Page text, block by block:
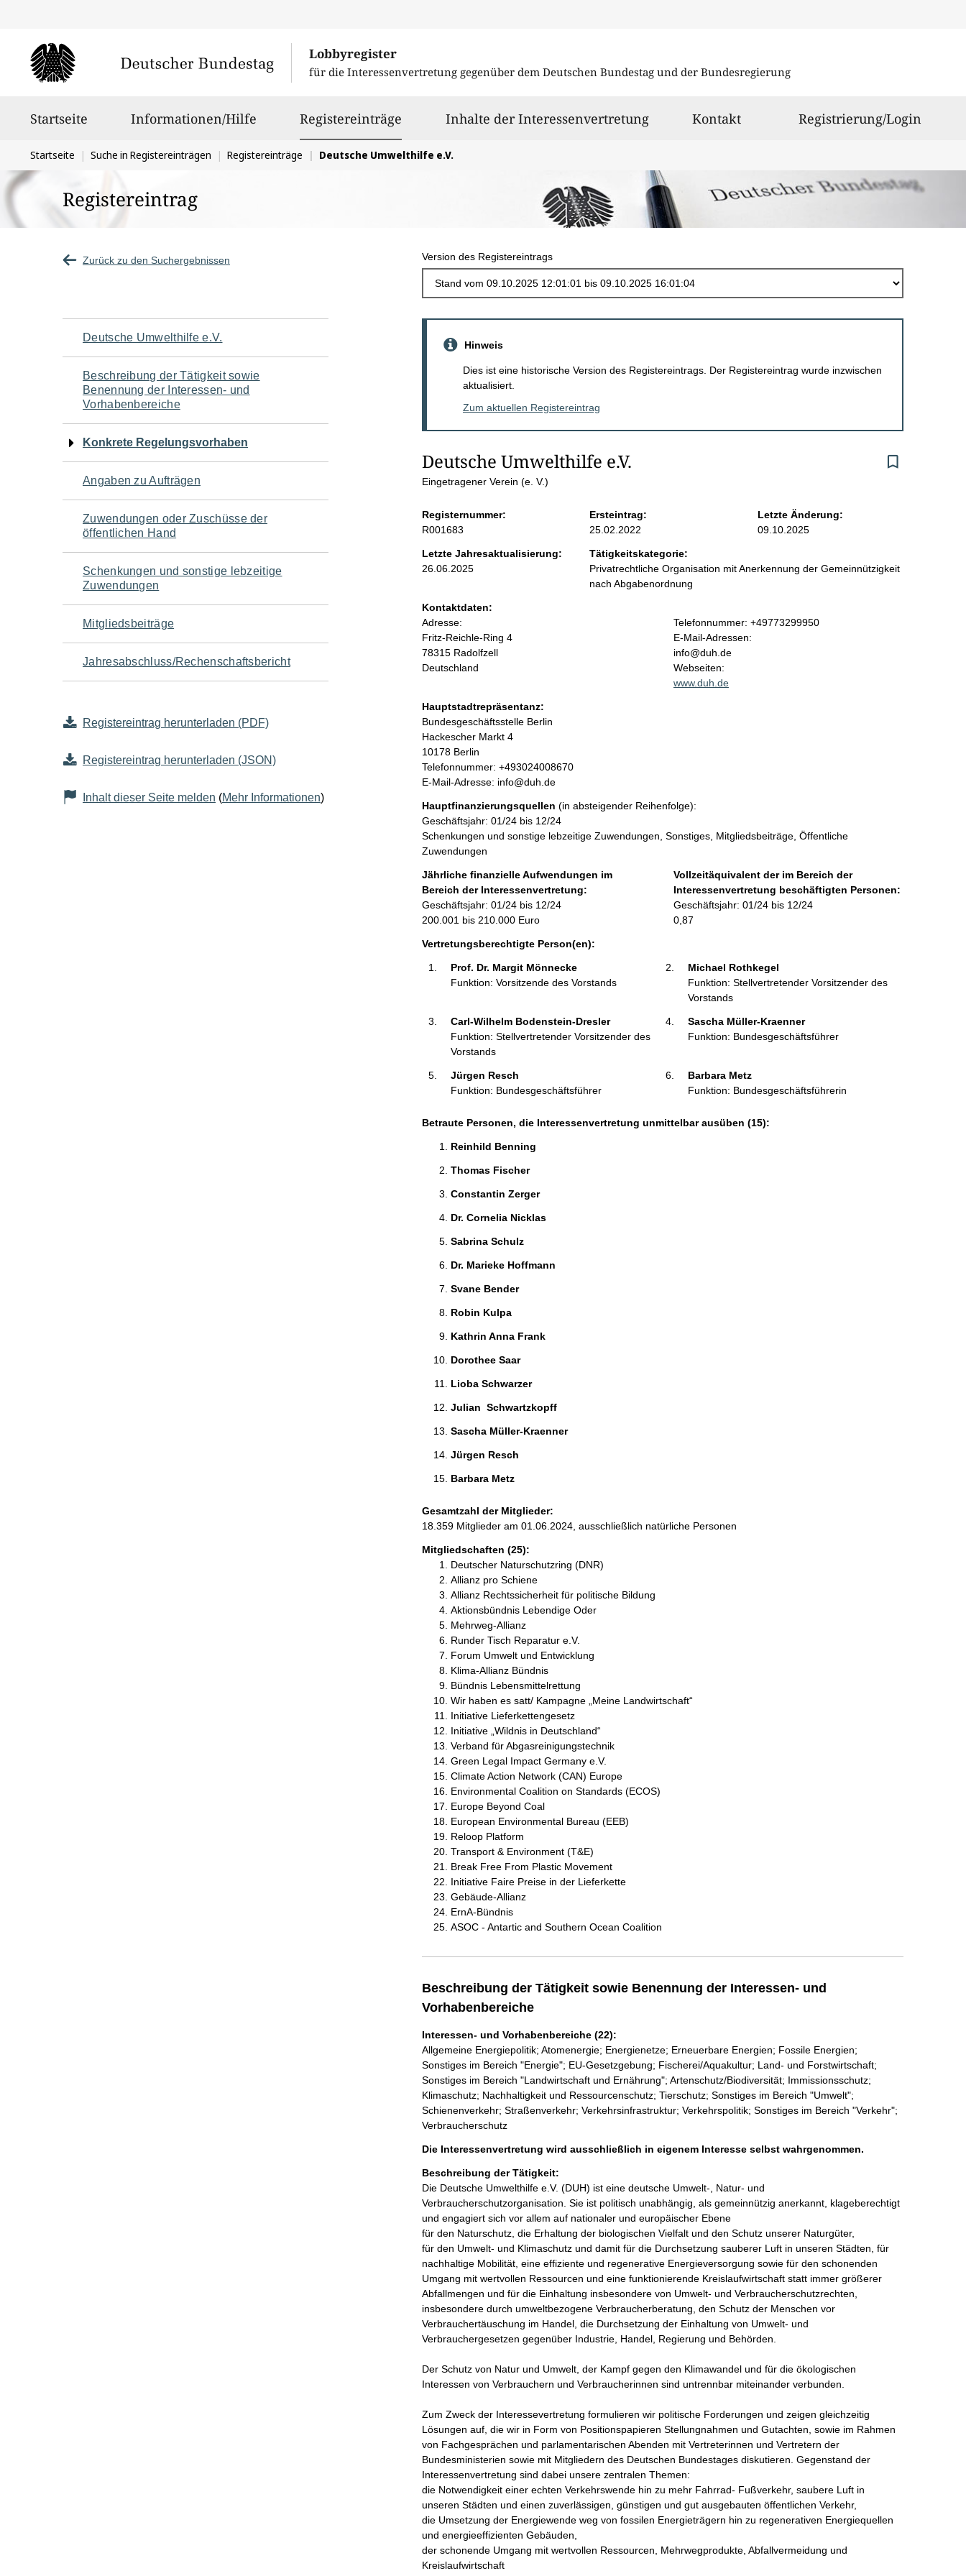
Lobbyregister
für die Interessenvertretung gegenüber dem Deutschen Bundestag und der Bundesregierung
Startseite Informationen/Hilfe Registereinträge ausgewähltInhalte der Interessenvertretung Kontakt Registrierung/Login
Sie
befinden
sich
hier:
Startseite Suche in Registereinträgen Registereinträge Deutsche Umwelthilfe e.V.
Registereintrag
Zurück zu den Suchergebnissen Version des Registereintrags
Navigation
für
den
Seiteninhalt
Deutsche Umwelthilfe e.V.
Beschreibung der Tätigkeit sowie
Benennung der Interessen- und
Vorhabenbereiche
Konkrete Regelungsvorhaben
Angaben zu Aufträgen
Zuwendungen oder Zuschüsse der
öffentlichen Hand
Schenkungen und sonstige lebzeitige
Zuwendungen
Mitgliedsbeiträge
Jahresabschluss/Rechenschaftsbericht
Registereintrag herunterladen (PDF)
Registereintrag herunterladen (JSON)
Inhalt dieser Seite melden (Mehr Informationen)
e
n
i
h
a
l
t
Hinweis
Dies ist eine historische Version des Registereintrags. Der Registereintrag wurde inzwischen
aktualisiert.
Zum aktuellen Registereintrag
Deutsche Umwelthilfe e.V.
Eingetragener Verein (e. V.)
Registernummer:
R001683
Ersteintrag:
25.02.2022
Letzte Änderung:
09.10.2025
Letzte Jahresaktualisierung:
26.06.2025
Tätigkeitskategorie:
Privatrechtliche Organisation mit Anerkennung der Gemeinnützigkeit
nach Abgabenordnung
Kontaktdaten:
Adresse:
Fritz-Reichle-Ring 4
78315 Radolfzell
Deutschland
K
o
n
t
a
m
t
n
e
n
:
Telefonnummer: +49773299950
E-Mail-Adressen:
info@duh.de
Webseiten:
www.duh.de
Hauptstadtrepräsentanz:
A
d
r
e
s
e
Bundesgeschäftsstelle Berlin
Hackescher Markt 4
10178 Berlin
K
o
t
a
k
t
n
f
o
m
Telefonnummer: +493024008670
E-Mail-Adresse: info@duh.de
Hauptfinanzierungsquellen (in absteigender Reihenfolge):
Geschäftsjahr: 01/24 bis 12/24
Schenkungen und sonstige lebzeitige Zuwendungen, Sonstiges, Mitgliedsbeiträge, Öffentliche
Zuwendungen
Jährliche finanzielle Aufwendungen im
Bereich der Interessenvertretung:
Geschäftsjahr: 01/24 bis 12/24
200.001 bis 210.000 Euro
Vollzeitäquivalent der im Bereich der
Interessenvertretung beschäftigten Personen:
Geschäftsjahr: 01/24 bis 12/24
0,87
Vertretungsberechtigte Person(en):
Prof. Dr. Margit Mönnecke
Funktion: Vorsitzende des Vorstands
Michael Rothkegel
Funktion: Stellvertretender Vorsitzender des
Vorstands
Carl-Wilhelm Bodenstein-Dresler
Funktion: Stellvertretender Vorsitzender des
Vorstands
Sascha Müller-Kraenner
Funktion: Bundesgeschäftsführer
Jürgen Resch
Funktion: Bundesgeschäftsführer
Barbara Metz
Funktion: Bundesgeschäftsführerin
Betraute Personen, die Interessenvertretung unmittelbar ausüben (15):
Reinhild Benning
Thomas Fischer
Constantin Zerger
Dr. Cornelia Nicklas
Sabrina Schulz
Dr. Marieke Hoffmann
Svane Bender
Robin Kulpa
Kathrin Anna Frank
Dorothee Saar
Lioba Schwarzer
Julian  Schwartzkopff
Sascha Müller-Kraenner
Jürgen Resch
Barbara Metz
Gesamtzahl der Mitglieder:
18.359 Mitglieder am 01.06.2024, ausschließlich natürliche Personen
Mitgliedschaften (25):
Deutscher Naturschutzring (DNR)
Allianz pro Schiene
Allianz Rechtssicherheit für politische Bildung
Aktionsbündnis Lebendige Oder
Mehrweg-Allianz
Runder Tisch Reparatur e.V.
Forum Umwelt und Entwicklung
Klima-Allianz Bündnis
Bündnis Lebensmittelrettung
Wir haben es satt/ Kampagne „Meine Landwirtschaft“
Initiative Lieferkettengesetz
Initiative „Wildnis in Deutschland“
Verband für Abgasreinigungstechnik
Green Legal Impact Germany e.V.
Climate Action Network (CAN) Europe
Environmental Coalition on Standards (ECOS)
Europe Beyond Coal
European Environmental Bureau (EEB)
Reloop Platform
Transport & Environment (T&E)
Break Free From Plastic Movement
Initiative Faire Preise in der Lieferkette
Gebäude-Allianz
ErnA-Bündnis
ASOC - Antartic and Southern Ocean Coalition
Beschreibung der Tätigkeit sowie Benennung der Interessen- und
Vorhabenbereiche
Interessen- und Vorhabenbereiche (22):
Allgemeine Energiepolitik; Atomenergie; Energienetze; Erneuerbare Energien; Fossile Energien;
Sonstiges im Bereich "Energie"; EU-Gesetzgebung; Fischerei/Aquakultur; Land- und Forstwirtschaft;
Sonstiges im Bereich "Landwirtschaft und Ernährung"; Artenschutz/Biodiversität; Immissionsschutz;
Klimaschutz; Nachhaltigkeit und Ressourcenschutz; Tierschutz; Sonstiges im Bereich "Umwelt";
Schienenverkehr; Straßenverkehr; Verkehrsinfrastruktur; Verkehrspolitik; Sonstiges im Bereich "Verkehr";
Verbraucherschutz
Die Interessenvertretung wird ausschließlich in eigenem Interesse selbst wahrgenommen.
Beschreibung der Tätigkeit:
Die Deutsche Umwelthilfe e.V. (DUH) ist eine deutsche Umwelt-, Natur- und
Verbraucherschutzorganisation. Sie ist politisch unabhängig, als gemeinnützig anerkannt, klageberechtigt
und engagiert sich vor allem auf nationaler und europäischer Ebene
für den Naturschutz, die Erhaltung der biologischen Vielfalt und den Schutz unserer Naturgüter,
für den Umwelt- und Klimaschutz und damit für die Durchsetzung sauberer Luft in unseren Städten, für
nachhaltige Mobilität, eine effiziente und regenerative Energieversorgung sowie für den schonenden
Umgang mit wertvollen Ressourcen und eine funktionierende Kreislaufwirtschaft statt immer größerer
Abfallmengen und für die Einhaltung insbesondere von Umwelt- und Verbraucherschutzrechten,
insbesondere durch umweltbezogene Verbraucherberatung, den Schutz der Menschen vor
Verbrauchertäuschung im Handel, die Durchsetzung der Einhaltung von Umwelt- und
Verbrauchergesetzen gegenüber Industrie, Handel, Regierung und Behörden.
Der Schutz von Natur und Umwelt, der Kampf gegen den Klimawandel und für die ökologischen
Interessen von Verbrauchern und Verbraucherinnen sind untrennbar miteinander verbunden.
Zum Zweck der Interessevertretung formulieren wir politische Forderungen und zeigen gleichzeitig
Lösungen auf, die wir in Form von Positionspapieren Stellungnahmen und Gutachten, sowie im Rahmen
von Fachgesprächen und parlamentarischen Abenden mit Vertreterinnen und Vertretern der
Bundesministerien sowie mit Mitgliedern des Deutschen Bundestages diskutieren. Gegenstand der
Interessenvertretung sind dabei unsere zentralen Themen:
die Notwendigkeit einer echten Verkehrswende hin zu mehr Fahrrad- Fußverkehr, saubere Luft in
unseren Städten und einen zuverlässigen, günstigen und gut ausgebauten öffentlichen Verkehr,
die Umsetzung der Energiewende weg von fossilen Energieträgern hin zu regenerativen Energiequellen
und energieeffizienten Gebäuden,
der schonende Umgang mit wertvollen Ressourcen, Mehrwegprodukte, Abfallvermeidung und
Kreislaufwirtschaft